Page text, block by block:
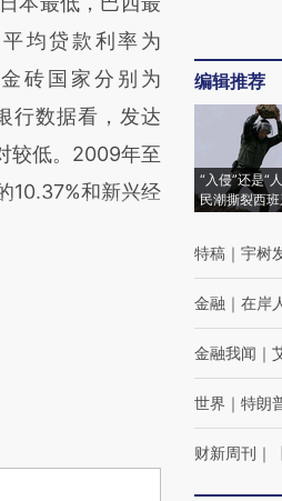
均贷款利率为
砖国家分别为
行数据看，发达
较低。2009年至
10.37%和新兴经
编辑推荐
“入侵”还是“
民潮撕裂西
特稿 ｜ 宇树
金融 ｜ 在岸
金融我闻 ｜
世界 ｜ 特朗
财新周刊 ｜